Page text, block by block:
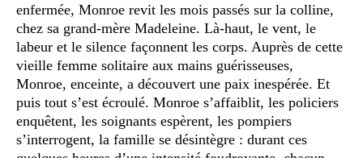
enfermée, Monroe revit les mois passés sur la colline,
chez sa grand-mère Madeleine. Là-haut, le vent, le
labeur et le silence façonnent les corps. Auprès de cette
vieille femme solitaire aux mains guérisseuses,
Monroe, enceinte, a découvert une paix inespérée. Et
puis tout s’est écroulé. Monroe s’affaiblit, les policiers
enquêtent, les soignants espèrent, les pompiers
s’interrogent, la famille se désintègre : durant ces